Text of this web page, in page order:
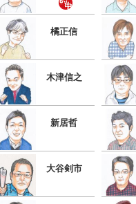
橘正信
木津信之
新居哲
大谷剣市